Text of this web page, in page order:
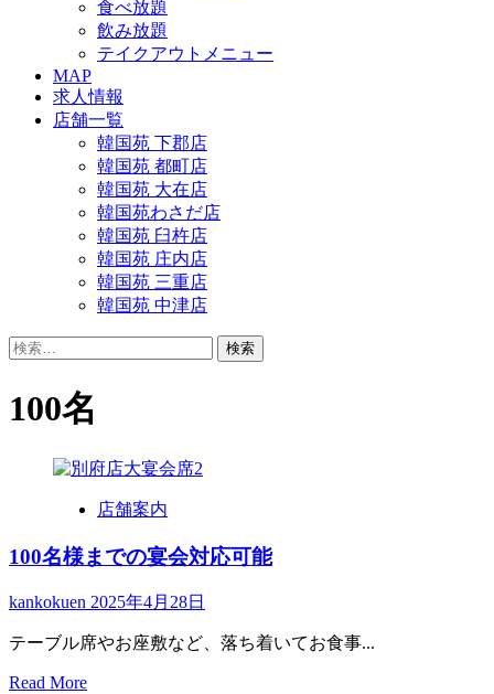
食べ放題
飲み放題
テイクアウトメニュー
MAP
求人情報
店舗一覧
韓国苑 下郡店
韓国苑 都町店
韓国苑 大在店
韓国苑わさだ店
韓国苑 臼杵店
韓国苑 庄内店
韓国苑 三重店
韓国苑 中津店
検
100名
店舗案内
100名様までの宴会対応可能
kankokuen 2025年4月28日
テーブル席やお座敷など、落ち着いてお食事...
Read MoreRead